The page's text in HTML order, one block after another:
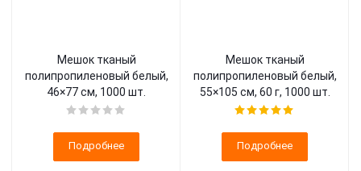
Мешок тканый
полипропиленовый белый,
46×77 см, 1000 шт.
Подробнее
Мешок тканый
полипропиленовый белый,
55×105 см, 60 г, 1000 шт.
Подробнее